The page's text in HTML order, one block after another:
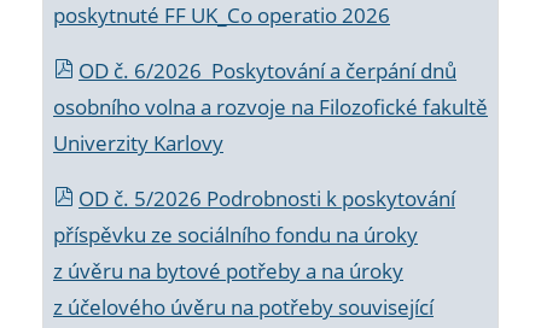
poskytnuté FF UK_Co operatio 2026
OD č. 6/2026 Poskytování a čerpání dnů
osobního volna a rozvoje na Filozofické fakultě
Univerzity Karlovy
OD č. 5/2026 Podrobnosti k poskytování
příspěvku ze sociálního fondu na úroky
z úvěru na bytové potřeby a na úroky
z účelového úvěru na potřeby související